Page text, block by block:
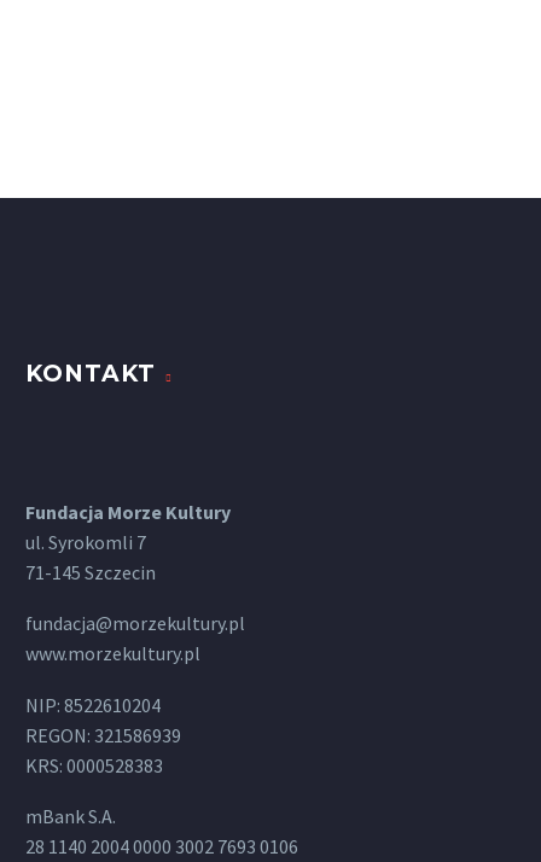
KONTAKT
Fundacja Morze Kultury
ul. Syrokomli 7
71-145 Szczecin
fundacja@morzekultury.pl
www.morzekultury.pl
NIP: 8522610204
REGON: 321586939
KRS: 0000528383
mBank S.A.
28 1140 2004 0000 3002 7693 0106